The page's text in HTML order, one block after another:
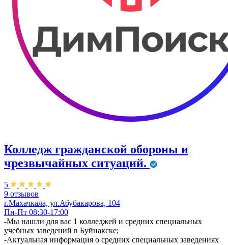
Колледж гражданской обороны и
чрезвычайных ситуаций.
5
9 отзывов
г.Махачкала, ул.Абубакарова, 104
Пн-Пт 08:30-17:00
​-Мы нашли для вас 1 колледжей и средних специальных
учебных заведений в Буйнакске;
-Актуальная информация о средних специальных заведениях